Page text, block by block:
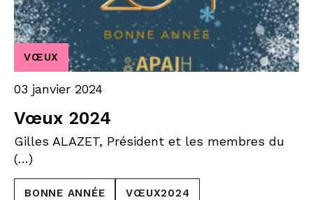
Vœux 2024
VŒUX
03 janvier 2024
Gilles ALAZET, Président et les membres du
(…)
BONNE ANNÉE VŒUX2024